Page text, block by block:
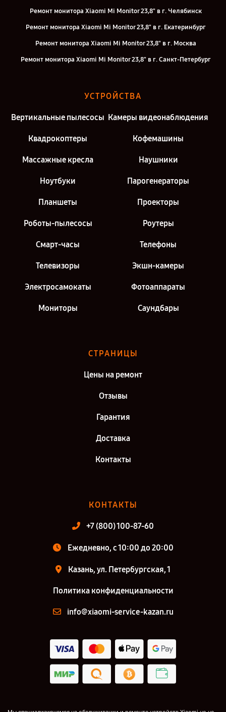
Ремонт монитора Xiaomi Mi Monitor 23,8" в г. Челябинск
Ремонт монитора Xiaomi Mi Monitor 23,8" в г. Екатеринбург
Ремонт монитора Xiaomi Mi Monitor 23,8" в г. Москва
Ремонт монитора Xiaomi Mi Monitor 23,8" в г. Санкт-Петербург
УСТРОЙСТВА
Вертикальные пылесосы Камеры видеонаблюдения
Квадрокоптеры Кофемашины
Массажные кресла Наушники
Ноутбуки Парогенераторы
Планшеты Проекторы
Роботы-пылесосы Роутеры
Смарт-часы Телефоны
Телевизоры Экшн-камеры
Электросамокаты Фотоаппараты
Мониторы Саундбары
СТРАНИЦЫ
Цены на ремонт
Отзывы
Гарантия
Доставка
Контакты
КОНТАКТЫ
+7 (800) 100-87-60
Ежедневно, с 10:00 до 20:00
Казань, ул. Петербургская, 1
Политика конфиденциальности
info@xiaomi-service-kazan.ru